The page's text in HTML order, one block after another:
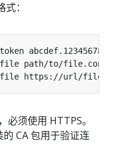
：
必须使用 HTTPS。
CA 包用于验证连